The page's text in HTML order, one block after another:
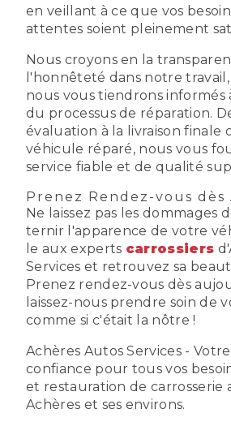
en veillant à ce que vos
attentes soient pleinement
Nous croyons en la
l'honnêteté dans notre
nous vous tiendrons informés
du processus de réparation.
évaluation à la livraison finale
véhicule réparé, nous vous
service fiable et de qualité
Prenez Rendez-vous
Ne laissez pas les dommages
ternir l'apparence de votre
le aux experts carrossiers
Services et retrouvez sa
Prenez rendez-vous dès
laissez-nous prendre soin de
comme si c'était la nôtre !
Achères Autos Services -
confiance pour tous vos
et restauration de carrosserie
Achères et ses environs.